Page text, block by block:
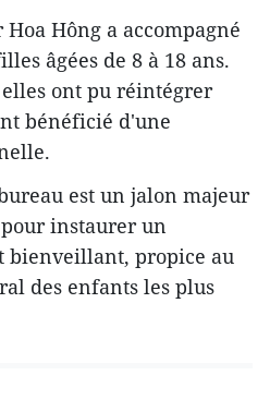
Hông a accompagné
âgées de 8 à 18 ans.
ont pu réintégrer
bénéficié d'une
est un jalon majeur
instaurer un
bienveillant, propice au
des enfants les plus